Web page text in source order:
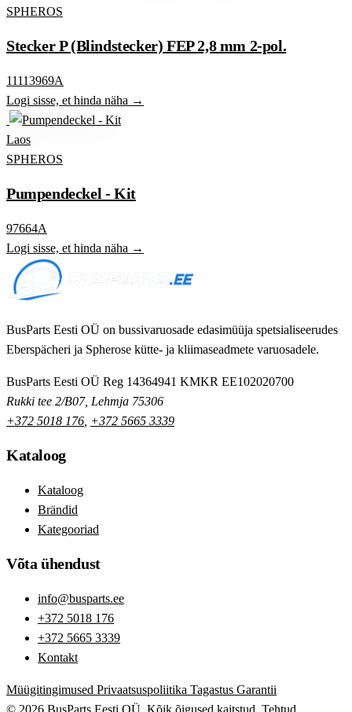
SPHEROS
Stecker P (Blindstecker) FEP 2,8 mm 2-pol.
11113969A
Logi sisse, et hinda näha →
Laos
SPHEROS
Pumpendeckel - Kit
97664A
Logi sisse, et hinda näha →
BusParts Eesti OÜ on bussivaruosade edasimüüja spetsialiseerudes
Eberspächeri ja Spherose kütte- ja kliimaseadmete varuosadele.
BusParts Eesti OÜ Reg 14364941 KMKR EE102020700
Rukki tee 2/B07, Lehmja 75306
+372 5018 176 +372 5665 3339
Kataloog
Kataloog
Brändid
Kategooriad
Võta ühendust
info@busparts.ee
+372 5018 176
+372 5665 3339
Kontakt
Müügitingimused Privaatsuspoliitika Tagastus Garantii
© 2026 BusParts Eesti OÜ. Kõik õigused kaitstud. Tehtud